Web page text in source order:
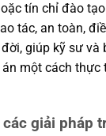
tín chỉ đào
tác, an toàn,
giúp kỹ sư và
một cách thực
giải pháp